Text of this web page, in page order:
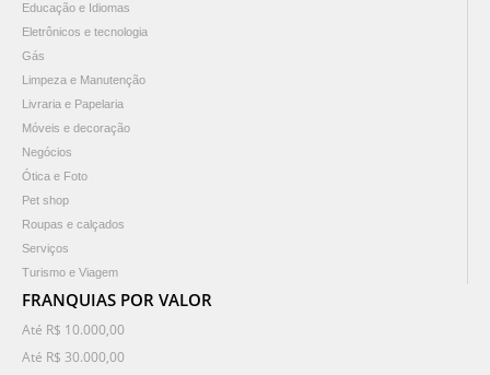
Educação e Idiomas
Eletrônicos e tecnologia
Gás
Limpeza e Manutenção
Livraria e Papelaria
Móveis e decoração
Negócios
Ótica e Foto
Pet shop
Roupas e calçados
Serviços
Turismo e Viagem
FRANQUIAS POR VALOR
Até R$ 10.000,00
Até R$ 30.000,00